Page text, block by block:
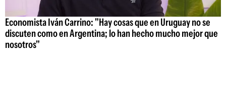
Economista Iván Carrino: "Hay cosas que en Uruguay no se
discuten como en Argentina; lo han hecho mucho mejor que
nosotros"